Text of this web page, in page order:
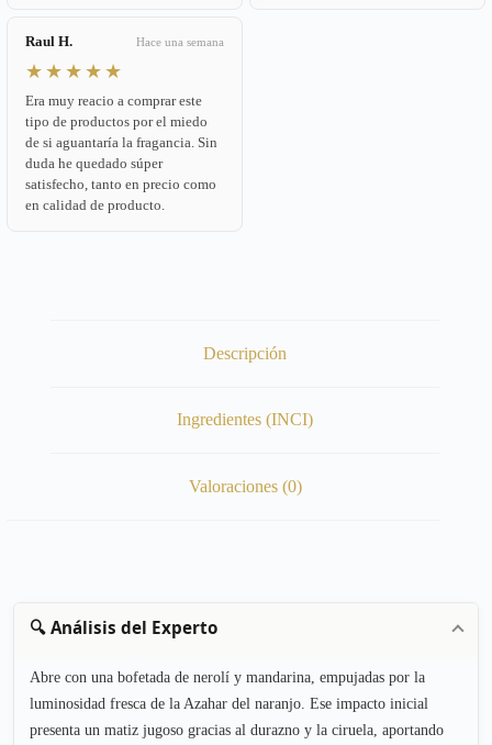
Raul H. Hace una semana
★★★★★
Era muy reacio a comprar este
tipo de productos por el miedo
de si aguantaría la fragancia. Sin
duda he quedado súper
satisfecho, tanto en precio como
en calidad de producto.
Descripción
Ingredientes (INCI)
Valoraciones (0)
🔍 Análisis del Experto
Abre con una bofetada de nerolí y mandarina, empujadas por la
luminosidad fresca de la Azahar del naranjo. Ese impacto inicial
presenta un matiz jugoso gracias al durazno y la ciruela, aportando